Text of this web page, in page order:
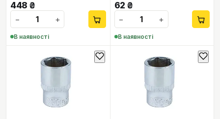
448 ₴
−
+
В наявності
62 ₴
−
+
В наявності